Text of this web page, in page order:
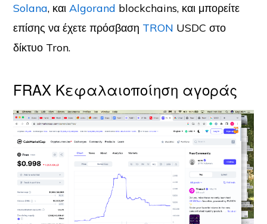
Solana, και Algorand blockchains, και μπορείτε
επίσης να έχετε πρόσβαση TRON USDC στο
δίκτυο Tron.
FRAX Κεφαλαιοποίηση αγοράς